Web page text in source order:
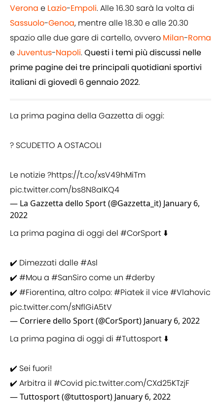
Verona e Lazio-Empoli. Alle 16.30 sarà la volta di
Sassuolo-Genoa, mentre alle 18.30 e alle 20.30
spazio alle due gare di cartello, ovvero Milan-Roma
eJuventus-Napoli.Questi i temi più discussi nelle
prime pagine dei tre principali quotidiani sportivi
italiani di giovedì 6 gennaio 2022.
La prima pagina della Gazzetta di oggi:
? SCUDETTO A OSTACOLI
Le notizie ?https://t.co/xsV49hMiTm
pic.twitter.com/bs8N8aIKQ4
— La Gazzetta dello Sport (@Gazzetta_it) January 6,
2022
La prima pagina di oggi del #CorSport ⬇️
✔️ Dimezzati dalle#Asl
✔️ #Mou a #SanSirocome un #derby
✔️ #Fiorentina, altro colpo:#Piatek il vice#Vlahovic
pic.twitter.com/sNflGiA5tV
— Corriere dello Sport (@CorSport) January 6, 2022
La prima pagina di oggi di #Tuttosport ⬇️
✔️ Sei fuori!
✔️ Arbitra il #Covid pic.twitter.com/CXd25KTzjF
— Tuttosport (@tuttosport) January 6, 2022